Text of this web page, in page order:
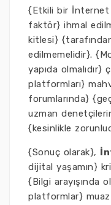
{Etkili bir İnternet
faktör} ihmal
kitlesi}
edilmemelidir}.
yapıda olmalıdır}
platformları}
forumlarında}
uzman
{kesinlikle
{Sonuç olarak},
dijital yaşamın}
{Bilgi arayışında
platformlar}